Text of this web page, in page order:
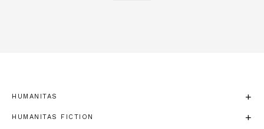
HUMANITAS
HUMANITAS FICTION